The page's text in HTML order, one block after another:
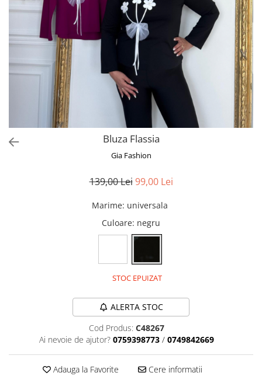
Bluze
Pantaloni
Veste
Traditional
Bluza Flassia
Gia Fashion
139,00 Lei 99,00 Lei
Marime: universala
Culoare: negru
STOC EPUIZAT
ALERTA STOC
Cod Produs: C48267
Ai nevoie de ajutor? 0759398773 / 0749842669
Adauga la Favorite Cere informatii